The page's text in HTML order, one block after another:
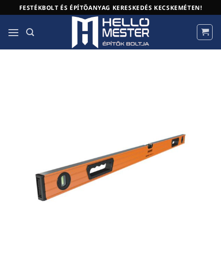
to
content
FESTÉKBOLT ÉS ÉPÍTŐANYAG KERESKEDÉS KECSKEMÉTEN!